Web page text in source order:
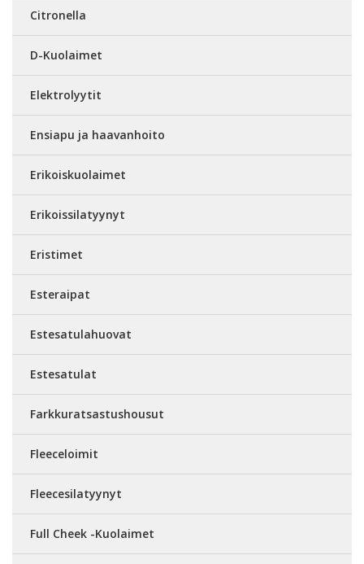
Citronella
D-Kuolaimet
Elektrolyytit
Ensiapu ja haavanhoito
Erikoiskuolaimet
Erikoissilatyynyt
Eristimet
Esteraipat
Estesatulahuovat
Estesatulat
Farkkuratsastushousut
Fleeceloimit
Fleecesilatyynyt
Full Cheek -Kuolaimet